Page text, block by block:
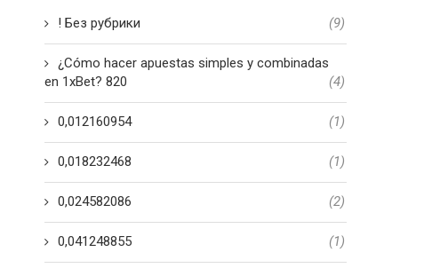
! Без рубрики (9)
¿Cómo hacer apuestas simples y combinadas
en 1xBet? 820
(4)
0,012160954 (1)
0,018232468 (1)
0,024582086 (2)
0,041248855 (1)